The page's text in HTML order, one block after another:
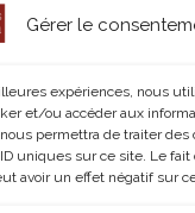
Gérer le
expériences, nous
et/ou accéder aux
permettra de traiter
uniques sur ce site. Le
avoir un effet négatif sur
©Waffle
Read